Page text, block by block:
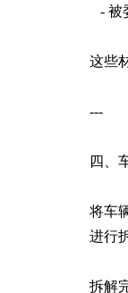
- 被
这些
---
四、
将车
进行
拆解